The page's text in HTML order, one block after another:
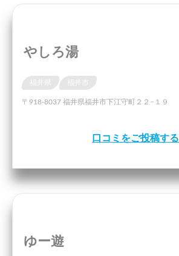
やしろ湯
〒918-8037 福井県福井市下江守町２２−１９
口コミをご投稿する
ゆー遊